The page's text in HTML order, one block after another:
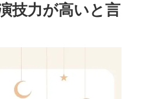
技力が高いと言